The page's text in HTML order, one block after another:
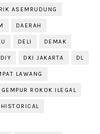
ASEMRUDUNG
DAERAH
DELI DEMAK
DIY DKI JAKARTA DL
LAWANG
GEMPUR ROKOK ILEGAL
HISTORICAL